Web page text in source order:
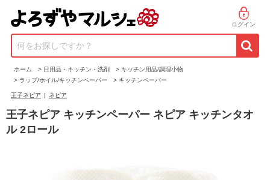
ログイン
何をお探しですか？
ホーム > 日用品・キッチン・洗剤 > キッチン用品/調理小物
> ラップ/ホイル/キッチンペーパー > キッチンペーパー
王子ネピア | ネピア
王子ネピア キッチンペーパー ネピア キッチンタオ
ル 2ロール